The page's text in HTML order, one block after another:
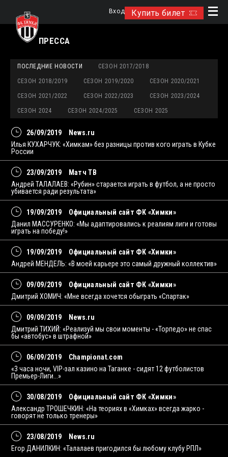
Купить билет
Вход
ПРЕССА
ПОСЛЕДНИЕ НОВОСТИ СЕЗОН 2017/2018
СЕЗОН 2018/2019 СЕЗОН 2019/2020 СЕЗОН 2020/2021
СЕЗОН 2021/2022 СЕЗОН 2022/2023 СЕЗОН 2023/2024
СЕЗОН 2024 СЕЗОН 2024/2025 СЕЗОН 2025
26/09/2019
News.ru
Илья КУХАРЧУК: «Химкам» без разницы против кого играть в Кубке
России
23/09/2019
Матч ТВ
Андрей ТАЛАЛАЕВ: «Рубин» старается играть в футбол, а не просто
убивается ради результата»
19/09/2019
Официальный сайт ФК «Химки»
Данил МАССУРЕНКО: «Мы адаптировались к реалиям лиги и готовы
играть на победу!»
19/09/2019
Официальный сайт ФК «Химки»
Андрей МЕНДЕЛЬ: «В моей карьере это самый дружный коллектив»
09/09/2019
Официальный сайт ФК «Химки»
Дмитрий ХОМИЧ: «Мне всегда хочется обыграть «Спартак»
09/09/2019
News.ru
Дмитрий ТИХИЙ: «Реализуй мы свои моменты - «Торпедо» не спас
бы «автобус» в штрафной»
06/09/2019
Championat.com
«3 часа ночи, VIP-зал казино на Таганке - сидят 12 футболистов
Премьер-Лиги...»
30/08/2019
Официальный сайт ФК «Химки»
Александр ТРОШЕЧКИН: «На теориях в «Химках» всегда жарко -
говорят не только тренеры»
23/08/2019
News.ru
Егор ДАНИЛКИН: «Талалаев пригодился бы любому клубу РПЛ»